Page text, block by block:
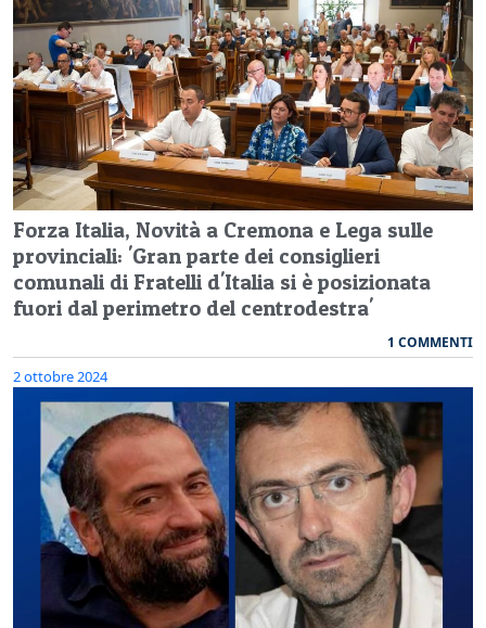
Forza Italia, Novità a Cremona e Lega sulle
provinciali: 'Gran parte dei consiglieri
comunali di Fratelli d'Italia si è posizionata
fuori dal perimetro del centrodestra'
1 COMMENTI
2 ottobre 2024